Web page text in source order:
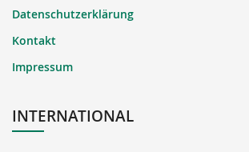
Datenschutzerklärung
Kontakt
Impressum
INTERNATIONAL